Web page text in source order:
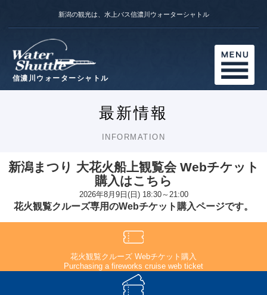
新潟の観光は、水上バス信濃川ウォーターシャトル
信濃川ウォーターシャトル
最新情報
INFORMATION
新潟まつり 大花火船上観覧会 Webチケット
購入はこちら
2026年8月9日(日) 18:30～21:00
花火観覧クルーズ専用のWebチケット購入ページです。
花火観覧クルーズ Webチケット購入
Purchasing a fireworks cruise web ticket